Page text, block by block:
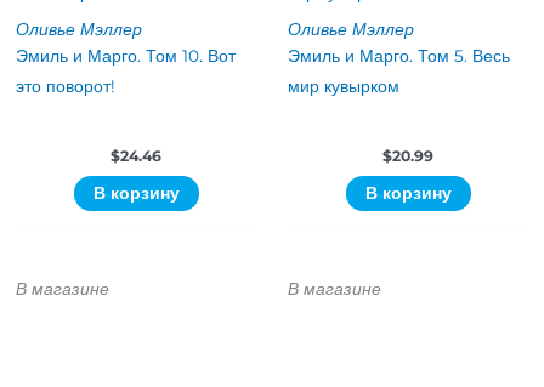
Оливье Мэллер
Эмиль и Марго. Том 10. Вот
это поворот!
$24.46
В корзину
Оливье Мэллер
Эмиль и Марго. Том 5. Весь
мир кувырком
$20.99
В корзину
В магазине В магазине